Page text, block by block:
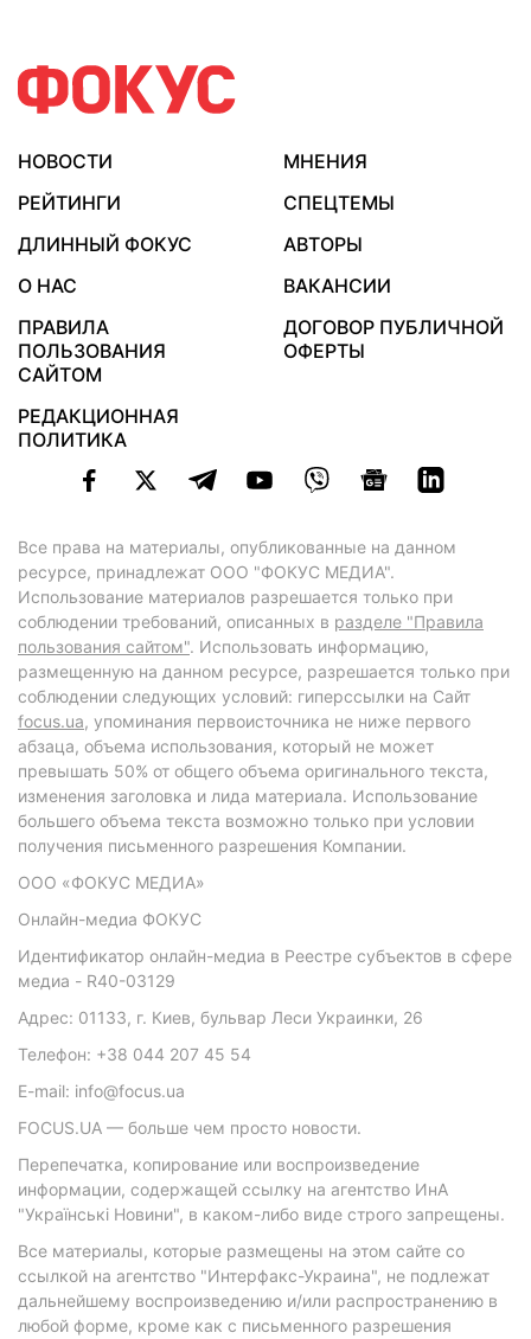
НОВОСТИ
МНЕНИЯ
РЕЙТИНГИ
СПЕЦТЕМЫ
ДЛИННЫЙ ФОКУС
АВТОРЫ
О НАС
ВАКАНСИИ
ПРАВИЛА
ПОЛЬЗОВАНИЯ
САЙТОМ
ДОГОВОР ПУБЛИЧНОЙ
ОФЕРТЫ
РЕДАКЦИОННАЯ
ПОЛИТИКА
Все права на материалы, опубликованные на данном
ресурсе, принадлежат ООО "ФОКУС МЕДИА".
Использование материалов разрешается только при
соблюдении требований, описанных в разделе "Правила
пользования сайтом". Использовать информацию,
размещенную на данном ресурсе, разрешается только при
соблюдении следующих условий: гиперссылки на Сайт
focus.ua, упоминания первоисточника не ниже первого
абзаца, объема использования, который не может
превышать 50% от общего объема оригинального текста,
изменения заголовка и лида материала. Использование
большего объема текста возможно только при условии
получения письменного разрешения Компании.
ООО «ФОКУС МЕДИА»
Онлайн-медиа ФОКУС
Идентификатор онлайн-медиа в Реестре субъектов в сфере
медиа - R40-03129
Адрес: 01133, г. Киев, бульвар Леси Украинки, 26
Телефон: +38 044 207 45 54
E-mail: info@focus.ua
FOCUS.UA — больше чем просто новости.
Перепечатка, копирование или воспроизведение
информации, содержащей ссылку на агентство ИнА
"Українські Новини", в каком-либо виде строго запрещены.
Все материалы, которые размещены на этом сайте со
ссылкой на агентство "Интерфакс-Украина", не подлежат
дальнейшему воспроизведению и/или распространению в
любой форме, кроме как с письменного разрешения